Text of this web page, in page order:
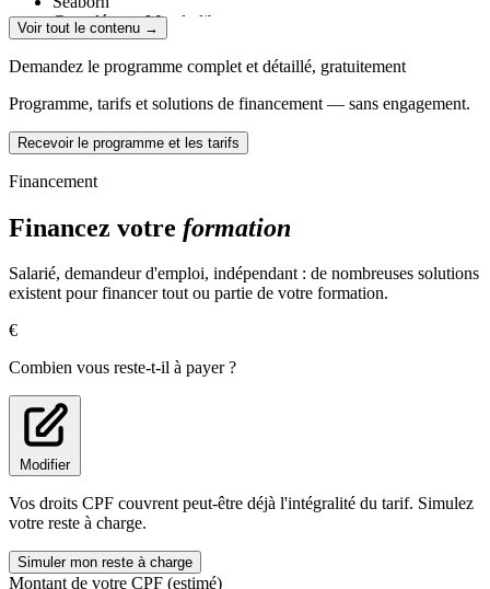
Complément Matplotlib
MACHINE LEARNING:
Algorithmes et méthodologie de classification avec Scikit-
Learn
Méthodes de réduction de dimension
Méthodes de régression
ANALYSE DE DONNÉES :
Analyse de données
EXTRACTION ET GESTION DES DONNÉES TEXTES:
BUSINESS INTELLIGENCE :
Business Intelligence
Power BI
Tableau
BIG DATA / DATABASE:
Introduction au Data Engineering et Big Data
Data Process et Machine Learning sur de grandes bases de
données
Voir tout le contenu →
Demandez le programme complet et détaillé, gratuitement
Programme, tarifs et solutions de financement — sans engagement.
Recevoir le programme et les tarifs
Financement
Financez votre formation
Salarié, demandeur d'emploi, indépendant : de nombreuses solutions
existent pour financer tout ou partie de votre formation.
€
Combien vous reste-t-il à payer ?
Modifier
Vos droits CPF couvrent peut-être déjà l'intégralité du tarif. Simulez
votre reste à charge.
Simuler mon reste à charge
Montant de votre CPF (estimé)